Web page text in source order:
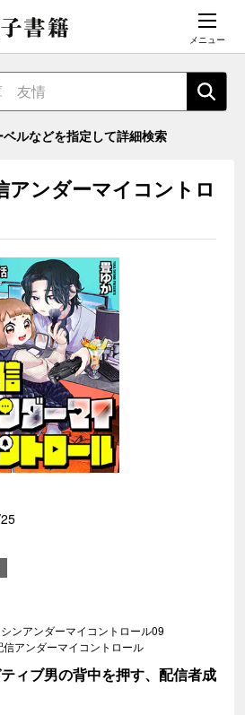
メニュー
ルなどを指定して詳細検索
アンダーマイコントロ
ンアンダーマイコントロール09
アンダーマイコントロール
ィブ男の背中を押す、配信者成